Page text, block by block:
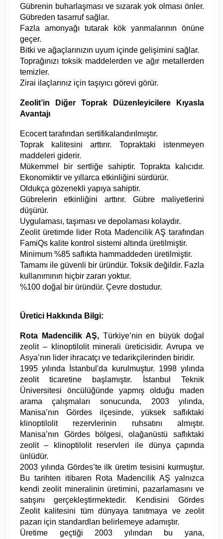
Gübrenin buharlaşması ve sızarak yok olması önler.
Gübreden tasarruf sağlar.
Fazla amonyağı tutarak kök yanmalarının önüne
geçer.
Bitki ve ağaçlarınızın uyum içinde gelişimini sağlar.
Toprağınızı toksik maddelerden ve ağır metallerden
temizler.
Zirai ilaçlarınız için taşıyıcı görevi görür.
Zeolit’in Diğer Toprak Düzenleyicilere Kıyasla
Avantajı
Ecocert tarafından sertifikalandırılmıştır.
Toprak kalitesini arttırır. Topraktaki istenmeyen
maddeleri giderir.
Mükemmel bir sertliğe sahiptir. Toprakta kalıcıdır.
Ekonomiktir ve yıllarca etkinliğini sürdürür.
Oldukça gözenekli yapıya sahiptir.
Gübrelerin etkinliğini arttırır. Gübre maliyetlerini
düşürür.
Uygulaması, taşıması ve depolaması kolaydır.
Zeolit üretimde lider Rota Madencilik AŞ tarafından
FamiQs kalite kontrol sistemi altında üretilmiştir.
Minimum %85 saflıkta hammaddeden üretilmiştir.
Tamamı ile güvenli bir üründür. Toksik değildir. Fazla
kullanımının hiçbir zararı yoktur.
%100 doğal bir üründür. Çevre dostudur.
Üretici Hakkında Bilgi:
Rota Madencilik AŞ,Türkiye’nin en büyük doğal
zeolit – klinoptilolit minerali üreticisidir. Avrupa ve
Asya’nın lider ihracatçı ve tedarikçilerinden biridir.
1995 yılında İstanbul'da kurulmuştur. 1998 yılında
zeolit ticaretine başlamıştır. İstanbul Teknik
Üniversitesi öncülüğünde yapmış olduğu maden
arama çalışmaları sonucunda, 2003 yılında,
Manisa’nın Gördes ilçesinde, yüksek saflıktaki
klinoptilolit rezervlerinin ruhsatını almıştır.
Manisa’nın Gördes bölgesi, olağanüstü saflıktaki
zeolit – klinoptilolit reservleri ile dünya çapında
ünlüdür.
2003 yılında Gördes’te ilk üretim tesisini kurmuştur.
Bu tarihten itibaren Rota Madencilik AŞ yalnızca
kendi zeolit mineralinin üretimini, pazarlamasını ve
satışını gerçekleştirmektedir. Kendisini Gördes
Zeolit kalitesini tüm dünyaya tanıtmaya ve zeolit
pazarı için standardları belirlemeye adamıştır.
Üretime geçtiği 2003 yılından bu yana,